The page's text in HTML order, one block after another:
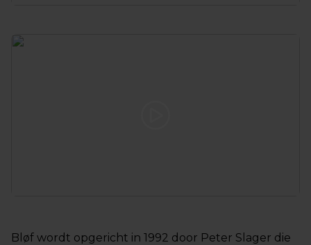
Bløf wordt opgericht in 1992 door Peter Slager die